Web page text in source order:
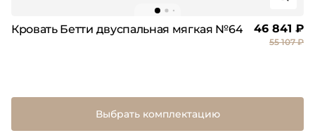
Кровать Бетти двуспальная мягкая №64 46 841 ₽
55 107 ₽
Выбрать комплектацию